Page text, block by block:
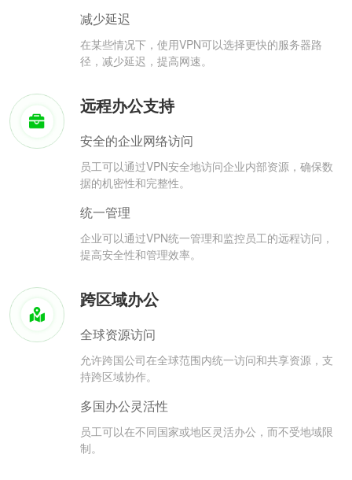
减少延迟
在某些情况下，使用VPN可以选择更快的服务器路
径，减少延迟，提高网速。
远程办公支持
安全的企业网络访问
员工可以通过VPN安全地访问企业内部资源，确保数
据的机密性和完整性。
统一管理
企业可以通过VPN统一管理和监控员工的远程访问，
提高安全性和管理效率。
跨区域办公
全球资源访问
允许跨国公司在全球范围内统一访问和共享资源，支
持跨区域协作。
多国办公灵活性
员工可以在不同国家或地区灵活办公，而不受地域限
制。